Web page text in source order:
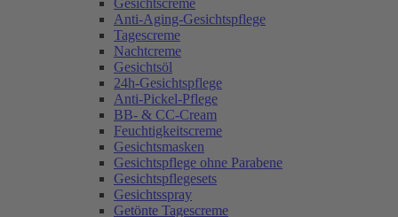
Gesichtscreme
Anti-Aging-Gesichtspflege
Tagescreme
Nachtcreme
Gesichtsöl
24h-Gesichtspflege
Anti-Pickel-Pflege
BB- & CC-Cream
Feuchtigkeitscreme
Gesichtsmasken
Gesichtspflege ohne Parabene
Gesichtspflegesets
Gesichtsspray
Getönte Tagescreme